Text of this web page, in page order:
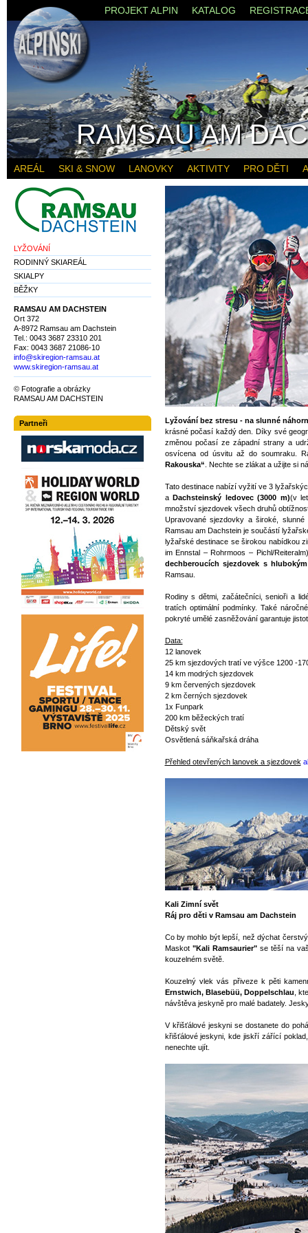
Lyžování bez stresu - na slunné
krásné počasí každý den. Díky své
změnou počasí ze západní strany a
osvícena od úsvitu až do soumraku.
Rakouska“ . Nechte se zlákat a užijte si
Tato destinace nabízí vyžití ve 3
a Dachsteinský ledovec (3000 m)(v
množství sjezdovek všech druhů
Upravované sjezdovky a široké,
Ramsau am Dachstein je součástí
lyžařské destinace se širokou nabídkou
im Ennstal – Rohrmoos – Pichl/
dechberoucích sjezdovek s
Ramsau.
Rodiny s dětmi, začátečníci, senioři a
tratích optimální podmínky. Také
pokryté umělé zasněžování garantuje
Data:
12 lanovek
25 km sjezdových tratí ve výšce 1200 -
14 km modrých sjezdovek
9 km červených sjezdovek
2 km černých sjezdovek
1x Funpark
200 km běžeckých tratí
Dětský svět
Osvětlená sáňkařská dráha
Přehled otevřených lanovek a sjezdovek
Kali Zimní svět
Ráj pro děti v Ramsau am Dachstein
Co by mohlo být lepší, než dýchat
Maskot "Kali Ramsaurier"se těší na
kouzelném světě.
Kouzelný vlek vás přiveze k pěti
Ernstwich, Blasebüü, Doppelschlau ,
návštěva jeskyně pro malé badately.
V křišťálové jeskyni se dostanete do
křišťálové jeskyni, kde jiskří zářící
nenechte ujít.
LYŽOVÁNÍ
RODINNÝ SKIAREÁL
SKIALPY
BĚŽKY
RAMSAU AM DACHSTEIN
Ort 372
A-8972 Ramsau am Dachstein
Tel.: 0043 3687 23310 201
Fax: 0043 3687 21086-10
info@skiregion-ramsau.at
www.skiregion-ramsau.at
© Fotografie a obrázky
RAMSAU AM DACHSTEIN
Partneři
PROJEKT ALPIN KATALOG
AREÁL SKI & SNOW LANOVKY AKTIVITY PRO DĚTI
RAMSAU AM